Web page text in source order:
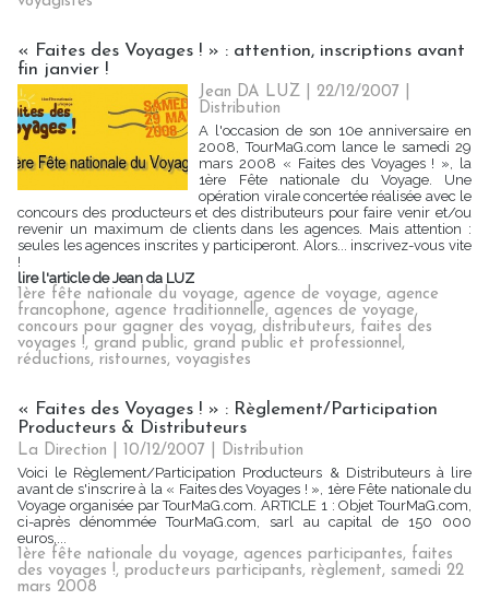
« Faites des Voyages ! » : attention, inscriptions avant
fin janvier !
Jean DA LUZ | 22/12/2007
Distribution
A l'occasion de son 10e anniversaire en
2008, TourMaG.com lance le samedi 29
mars 2008 « Faites des Voyages ! », la
1ère Fête nationale du Voyage. Une
opération virale concertée réalisée avec le
concours des producteurs et des distributeurs pour faire venir et/ou
revenir un maximum de clients dans les agences. Mais attention :
seules les agences inscrites y participeront. Alors... inscrivez-vous vite
!
lire l'article de Jean da LUZ
1ère fête nationale du voyage, agence de voyage, agence
francophone, agence traditionnelle, agences de voyage,
concours pour gagner des voyag, distributeurs, faites des
voyages !, grand public, grand public et professionnel,
réductions, ristournes, voyagistes
« Faites des Voyages ! » : Règlement/Participation
Producteurs & Distributeurs
La Direction | 10/12/2007
Distribution
Voici le Règlement/Participation Producteurs & Distributeurs à lire
avant de s'inscrire à la « Faites des Voyages ! », 1ère Fête nationale du
Voyage organisée par TourMaG.com. ARTICLE 1 : Objet TourMaG.com,
ci-après dénommée TourMaG.com, sarl au capital de 150 000
euros,...
1ère fête nationale du voyage, agences participantes, faites
des voyages !, producteurs participants, règlement, samedi 22
mars 2008